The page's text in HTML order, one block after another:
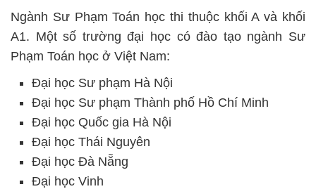
Ngành Sư Phạm Toán học thi thuộc khối A và khối
A1. Một số trường đại học có đào tạo ngành Sư
Phạm Toán học ở Việt Nam:
Đại học Sư phạm Hà Nội
Đại học Sư phạm Thành phố Hồ Chí Minh
Đại học Quốc gia Hà Nội
Đại học Thái Nguyên
Đại học Đà Nẵng
Đại học Vinh